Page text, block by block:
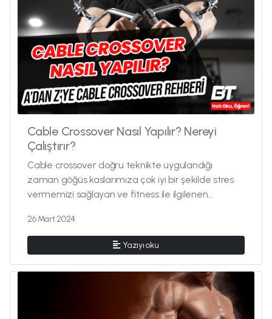
Cable Crossover Nasıl Yapılır? Nereyi
Çalıştırır?
Cable crossover doğru teknikte uygulandığı
zaman göğüs kaslarımıza çok iyi bir şekilde stres
vermemizi sağlayan ve fitness ile ilgilenen
26 Mart 2024
Yazıyı oku